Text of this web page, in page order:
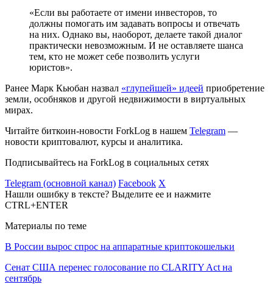
«Если вы работаете от имени инвесторов, то
должны помогать им задавать вопросы и отвечать
на них. Однако вы, наоборот, делаете такой диалог
практически невозможным. И не оставляете шанса
тем, кто не может себе позволить услуги
юристов».
Ранее Марк Кьюбан назвал «глупейшей» идеей приобретение
земли, особняков и другой недвижимости в виртуальных
мирах.
Читайте биткоин-новости ForkLog в нашем Telegram —
новости криптовалют, курсы и аналитика.
Подписывайтесь на ForkLog в социальных сетях
Telegram (основной канал) Facebook X
Нашли ошибку в тексте? Выделите ее и нажмите
CTRL+ENTER
Материалы по теме
В России вырос спрос на аппаратные криптокошельки
Сенат США перенес голосование по CLARITY Act на
сентябрь